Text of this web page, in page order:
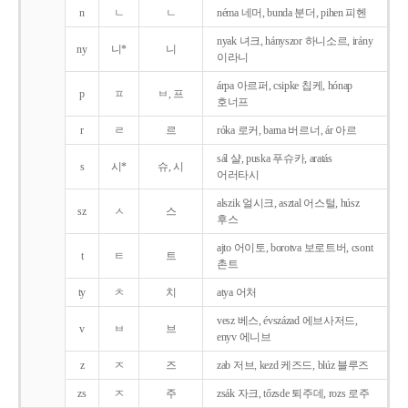
n ㄴ ㄴ néma 네머, bunda 분더, pihen 피헨
ny 니* 니
nyak 녀크, hányszor 하니소르, irány
이라니
p ㅍ ㅂ, 프
árpa 아르퍼, csipke 칩케, hónap
호너프
r ㄹ 르 róka 로커, barna 버르너, ár 아르
s 시* 슈, 시
sál 샬, puska 푸슈카, aratás
어러타시
sz ㅅ 스
alszik 얼시크, asztal 어스털, húsz
후스
t ㅌ 트
ajto 어이토, borotva 보로트버, csont
촌트
ty ㅊ 치 atya 어처
v ㅂ 브
vesz 베스, évszázad 에브사저드,
enyv 에니브
z ㅈ 즈 zab 저브, kezd 케즈드, blúz 블루즈
zs ㅈ 주 zsák 자크, tőzsde 퇴주데, rozs 로주